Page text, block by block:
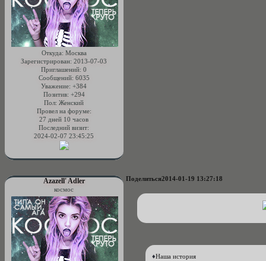
Откуда: Москва
Зарегистрирован: 2013-07-03
Приглашений: 0
Сообщений: 6035
Уважение: +384
Позитив: +294
Пол: Женский
Провел на форуме:
27 дней 10 часов
Последний визит:
2024-02-07 23:45:25
Поделиться2014-01-19 13:27:18
Azazell' Adler
космос
♦Наша история